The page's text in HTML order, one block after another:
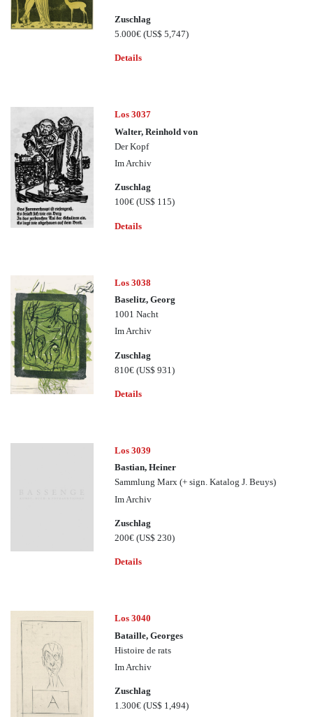
Zuschlag
5.000€(US$ 5,747)
Details
Los 3037
Walter, Reinhold von
Der Kopf
Im Archiv
Zuschlag
100€(US$ 115)
Details
Los 3038
Baselitz, Georg
1001 Nacht
Im Archiv
Zuschlag
810€(US$ 931)
Details
Los 3039
Bastian, Heiner
Sammlung Marx (+ sign. Katalog J. Beuys)
Im Archiv
Zuschlag
200€(US$ 230)
Details
Los 3040
Bataille, Georges
Histoire de rats
Im Archiv
Zuschlag
1.300€(US$ 1,494)